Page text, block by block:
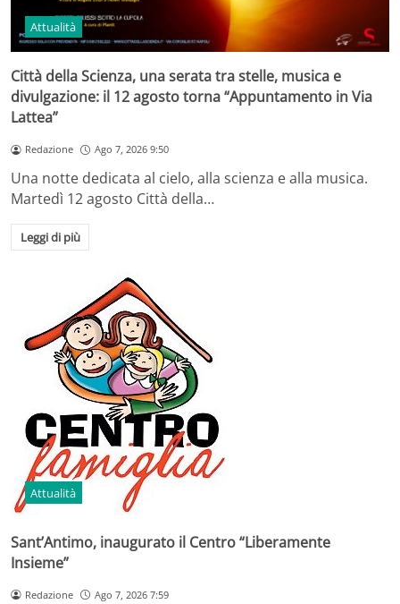
Attualità
Città della Scienza, una serata tra stelle, musica e
divulgazione: il 12 agosto torna “Appuntamento in Via
Lattea”
Redazione Ago 7, 2026 9:50
Una notte dedicata al cielo, alla scienza e alla musica.
Martedì 12 agosto Città della…
Leggi di più
Attualità
Sant’Antimo, inaugurato il Centro “Liberamente
Insieme”
Redazione Ago 7, 2026 7:59